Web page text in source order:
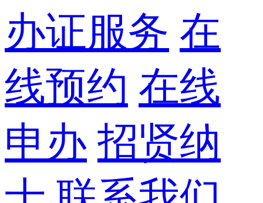
办证服务 在
线预约 在线
申办 招贤纳